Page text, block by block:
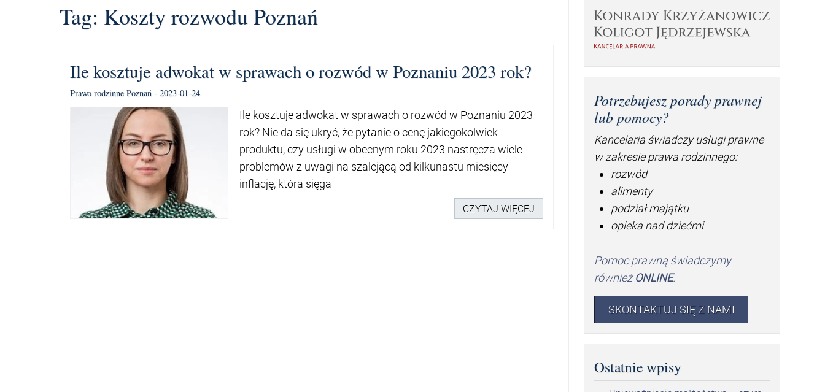
Tag: Koszty rozwodu Poznań
Ile kosztuje adwokat w sprawach o rozwód w Poznaniu 2023 rok?
Prawo rodzinne Poznań - 2023-01-24
Ile kosztuje adwokat w sprawach o rozwód w Poznaniu 2023
rok? Nie da się ukryć, że pytanie o cenę jakiegokolwiek
produktu, czy usługi w obecnym roku 2023 nastręcza wiele
problemów z uwagi na szalejącą od kilkunastu miesięcy
inflację, która sięga
CZYTAJ WIĘCEJ
Potrzebujesz porady prawnej
lub pomocy?
Kancelaria świadczy usługi prawne
w zakresie prawa rodzinnego:
rozwód
alimenty
podział majątku
opieka nad dziećmi
Pomoc prawną świadczymy
również ONLINE.
SKONTAKTUJ SIĘ Z NAMI
Ostatnie wpisy